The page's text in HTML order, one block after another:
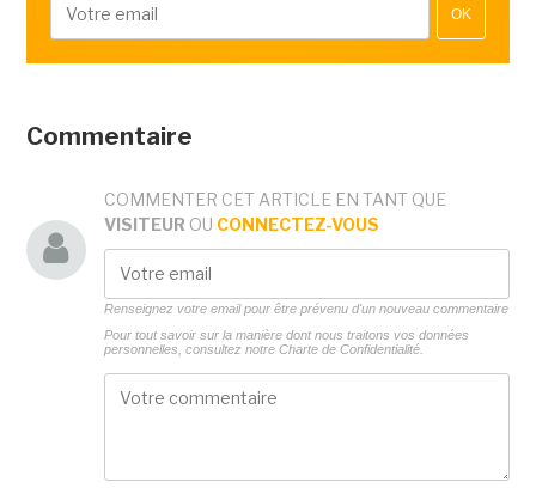
OK
Commentaire
COMMENTER CET ARTICLE EN TANT QUE
VISITEUR OU CONNECTEZ-VOUS
Renseignez votre email pour être prévenu d'un nouveau commentaire
Pour tout savoir sur la manière dont nous traitons vos données
personnelles, consultez notre Charte de Confidentialité.